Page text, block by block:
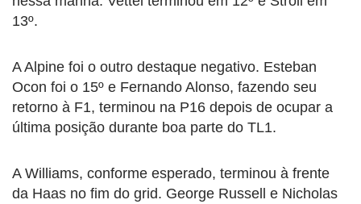
13º.
A Alpine foi o outro destaque negativo. Esteban
Ocon foi o 15º e Fernando Alonso, fazendo seu
retorno à F1, terminou na P16 depois de ocupar a
última posição durante boa parte do TL1.
A Williams, conforme esperado, terminou à frente
da Haas no fim do grid. George Russell e Nicholas